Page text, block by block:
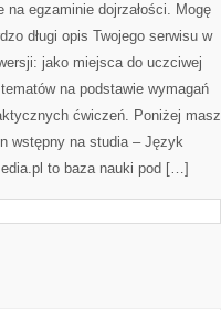
na egzaminie dojrzałości. Mogę
długi opis Twojego serwisu w
jako miejsca do uczciwej
na podstawie wymagań
ćwiczeń. Poniżej masz
wstępny na studia – Język
to baza nauki pod […]